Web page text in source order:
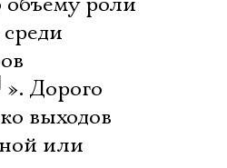
». Дорого
выходов
или